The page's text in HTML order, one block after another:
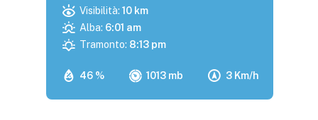
46 % 1013 mb 3 Km/h
Visibilità: 10 km
Alba: 6:01 am
Tramonto: 8:13 pm